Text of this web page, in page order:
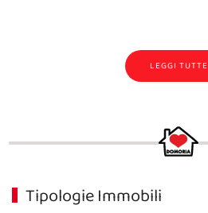
LEGGI TUTTE
Tipologie Immobili